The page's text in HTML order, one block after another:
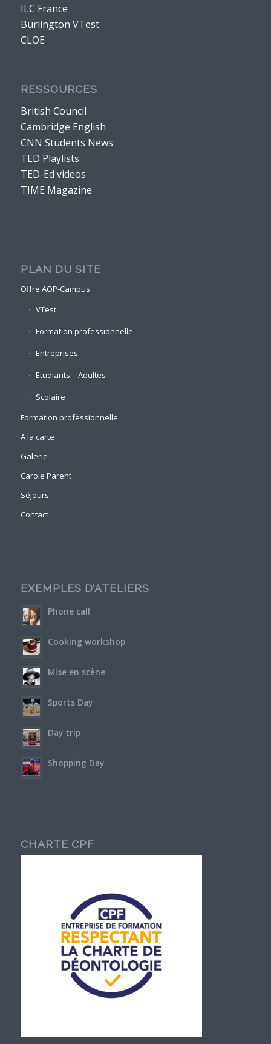
ILC France
Burlington VTest
CLOE
RESSOURCES
British Council
Cambridge English
CNN Students News
TED Playlists
TED-Ed videos
TIME Magazine
PLAN DU SITE
Offre AOP-Campus
VTest
Formation professionnelle
Entreprises
Etudiants – Adultes
Scolaire
Formation professionnelle
A la carte
Galerie
Carole Parent
Séjours
Contact
EXEMPLES D’ATELIERS
Phone call
Cooking workshop
Mise en scène
Sports Day
Day trip
Shopping Day
CHARTE CPF